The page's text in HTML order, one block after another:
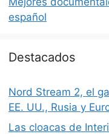
español
Destacados
Nord Stream 2, el
EE. UU., Rusia y
Las cloacas de